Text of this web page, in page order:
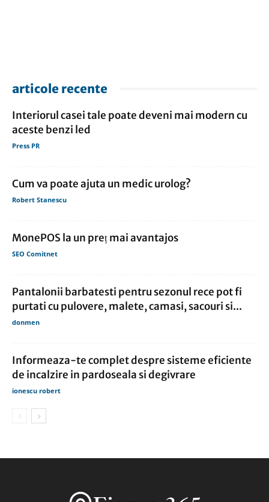
articole recente
Interiorul casei tale poate deveni mai modern cu
aceste benzi led
Press PR
Cum va poate ajuta un medic urolog?
Robert Stanescu
MonePOS la un preț mai avantajos
SEO Comitnet
Pantalonii barbatesti pentru sezonul rece pot fi
purtati cu pulovere, malete, camasi, sacouri si...
donmen
Informeaza-te complet despre sisteme eficiente
de incalzire in pardoseala si degivrare
ionescu robert